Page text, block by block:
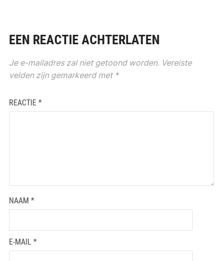
EEN REACTIE ACHTERLATEN
Je e-mailadres zal niet getoond worden. Vereiste
velden zijn gemarkeerd met *
REACTIE *
NAAM *
E-MAIL *